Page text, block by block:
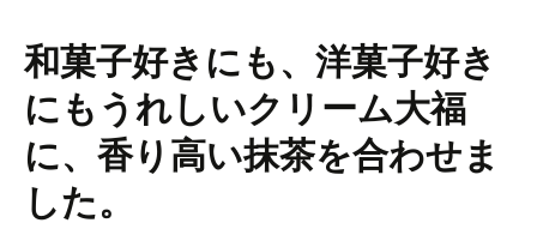
和菓子好きにも、洋菓子好き
にもうれしいクリーム大福
に、香り高い抹茶を合わせま
した。